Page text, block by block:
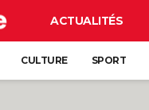
ACTUALITÉS
CULTURE SPORT